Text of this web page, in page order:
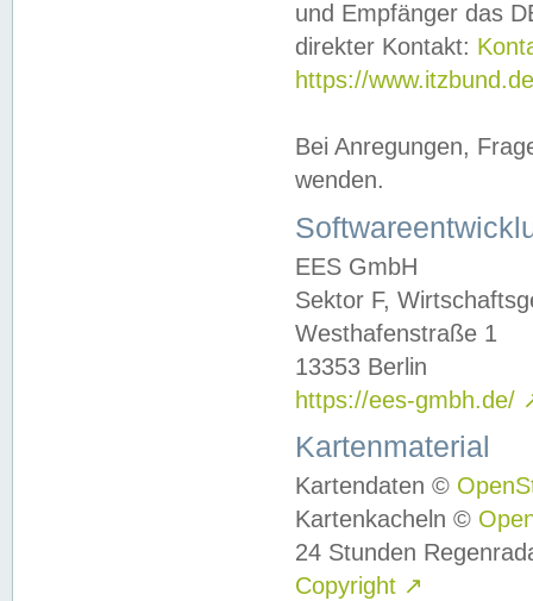
und Empfänger das
direkter Kontakt:
https://
Bei Anregungen,
wenden.
EES GmbH
Sektor F,
Westhafenstraße 1
13353 Berlin
https://ees-gmbh.de/
Kartenmaterial
Kartendaten ©
Kartenkacheln ©
24 Stunden
Copyright ↗